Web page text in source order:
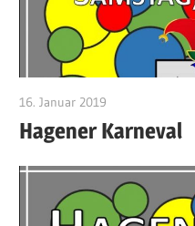
16. Januar 2019
Hagener Karneval